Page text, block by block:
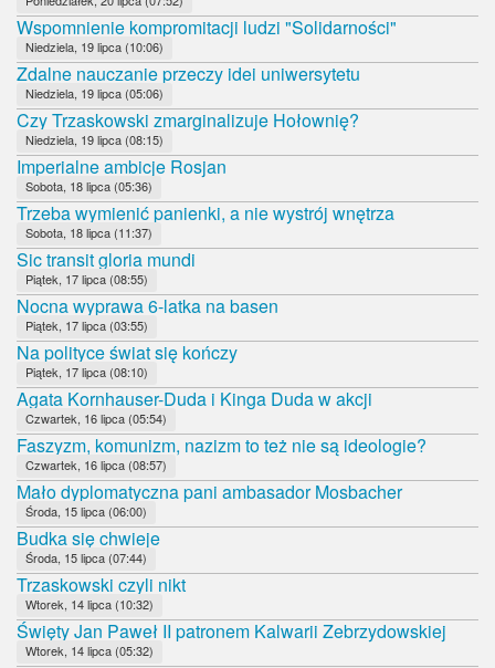
Wspomnienie kompromitacji ludzi "Solidarności"
Niedziela, 19 lipca (10:06)
Zdalne nauczanie przeczy idei uniwersytetu
Niedziela, 19 lipca (05:06)
Czy Trzaskowski zmarginalizuje Hołownię?
Niedziela, 19 lipca (08:15)
Imperialne ambicje Rosjan
Sobota, 18 lipca (05:36)
Trzeba wymienić panienki, a nie wystrój wnętrza
Sobota, 18 lipca (11:37)
Sic transit gloria mundi
Piątek, 17 lipca (08:55)
Nocna wyprawa 6-latka na basen
Piątek, 17 lipca (03:55)
Na polityce świat się kończy
Piątek, 17 lipca (08:10)
Agata Kornhauser-Duda i Kinga Duda w akcji
Czwartek, 16 lipca (05:54)
Faszyzm, komunizm, nazizm to też nie są ideologie?
Czwartek, 16 lipca (08:57)
Mało dyplomatyczna pani ambasador Mosbacher
Środa, 15 lipca (06:00)
Budka się chwieje
Środa, 15 lipca (07:44)
Trzaskowski czyli nikt
Wtorek, 14 lipca (10:32)
Święty Jan Paweł II patronem Kalwarii Zebrzydowskiej
Wtorek, 14 lipca (05:32)